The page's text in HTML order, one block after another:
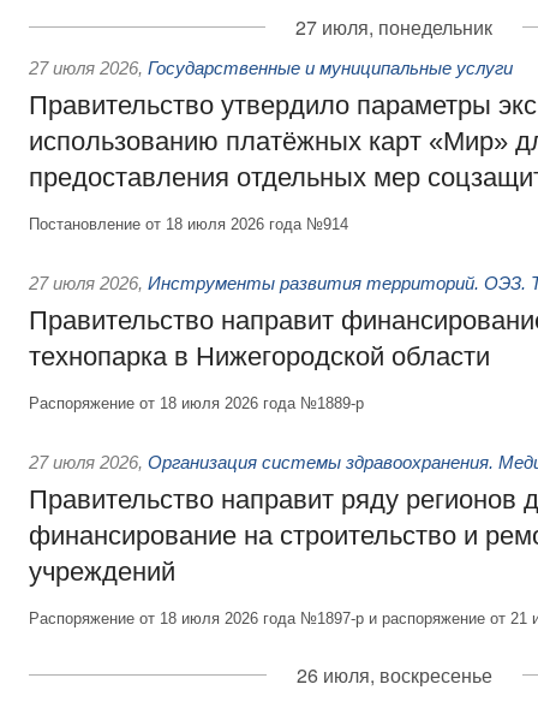
27 июля, понедельник
27 июля 2026, Государственные и муниципальные услуги
Правительство утвердило параметры
использованию платёжных карт «Мир»
предоставления отдельных мер
Постановление от 18 июля 2026 года №914
27 июля 2026, Инструменты развития территорий. ОЭЗ.
Правительство направит
технопарка в Нижегородской области
Распоряжение от 18 июля 2026 года №1889-р
27 июля 2026, Организация системы здравоохранения.
Правительство направит ряду регионов
финансирование на строительство и
учреждений
Распоряжение от 18 июля 2026 года №1897-р и распоряжение от
26 июля, воскресенье